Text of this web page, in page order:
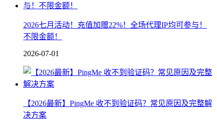
2026七月活动！充值加赠22%！全场代理IP均可参与！
不限金额！
2026-07-01
【2026最新】PingMe 收不到验证码？常见原因及完整解
决方案